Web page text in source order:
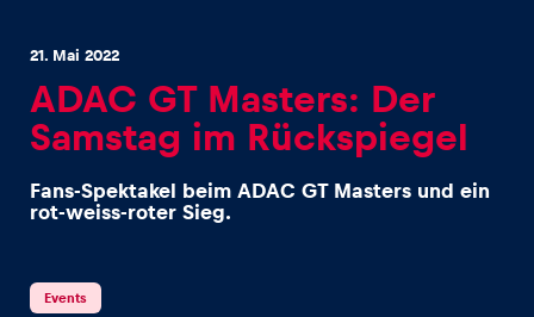
Erlebnisse
Alle anzeigen
21. Mai 2022
ADAC GT Masters: Der
Samstag im Rückspiegel
Fans-Spektakel beim ADAC GT Masters und ein
rot-weiss-roter Sieg.
Events